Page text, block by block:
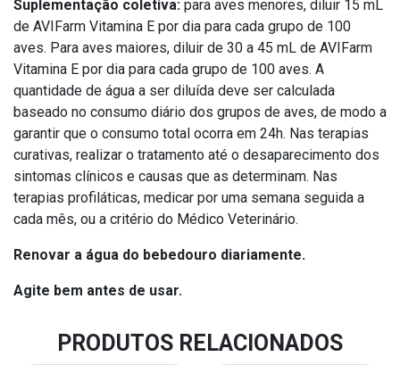
Suplementação coletiva: para aves menores, diluir 15 mL
de AVIFarm Vitamina E por dia para cada grupo de 100
aves. Para aves maiores, diluir de 30 a 45 mL de AVIFarm
Vitamina E por dia para cada grupo de 100 aves. A
quantidade de água a ser diluída deve ser calculada
baseado no consumo diário dos grupos de aves, de modo a
garantir que o consumo total ocorra em 24h. Nas terapias
curativas, realizar o tratamento até o desaparecimento dos
sintomas clínicos e causas que as determinam. Nas
terapias profiláticas, medicar por uma semana seguida a
cada mês, ou a critério do Médico Veterinário.
Renovar a água do bebedouro diariamente.
Agite bem antes de usar.
PRODUTOS RELACIONADOS